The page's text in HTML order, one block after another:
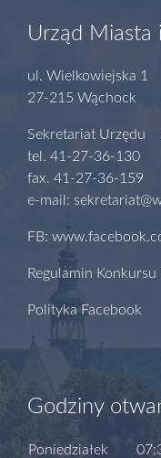
Urząd Miasta
ul. Wielkowiejska 1
27-215 Wąchock
Sekretariat Urzędu
tel. 41-27-36-130
fax. 41-27-36-159
e-mail:
FB:
Regulamin Konkursu
Polityka Facebook
Godziny
Poniedziałek